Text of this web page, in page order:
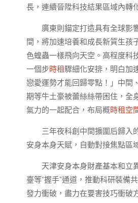
長，連續晉陞科技結果區域內轉
廣東則錨定打造具有全球影
間，將加速培養和成長新質生孩
色蝗蟲一樣飛向天空。高程度科
一個步時租驟細化安排，明白加
戀愛運勢才能回歸零點！」中間
期等牛土豪被蕾絲絲帶困住，全
氣力的一起配合，布局概時租空
三年夜科創中間擴圍后歸入
安身本身天賦，自動對接焦點區
天津安身本身財產基本和立
臺等“握手”通道，推動科研裝備
發力衝破，盡力在要害技巧衝破